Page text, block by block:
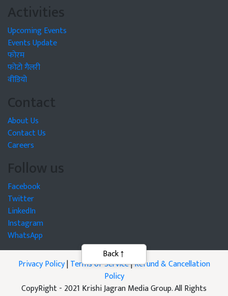
Activities
Upcoming Events
Events Update
फोरम
फोटो गैलरी
वीडियो
Contact
About Us
Contact Us
Careers
Follow us
Facebook
Twitter
LinkedIn
Instagram
WhatsApp
Privacy Policy|Terms of Service|Refund & Cancellation
Policy
CopyRight - 2021 Krishi Jagran Media Group. All Rights